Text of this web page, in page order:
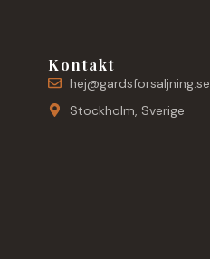
Kontakt
hej@gardsforsaljning.se
Stockholm, Sverige